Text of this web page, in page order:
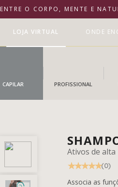
O CORPO, MENTE E
LOJA VIRTUAL ONDE
CAPILAR PROFISSIONAL
Ativos de
(0)
Associa as